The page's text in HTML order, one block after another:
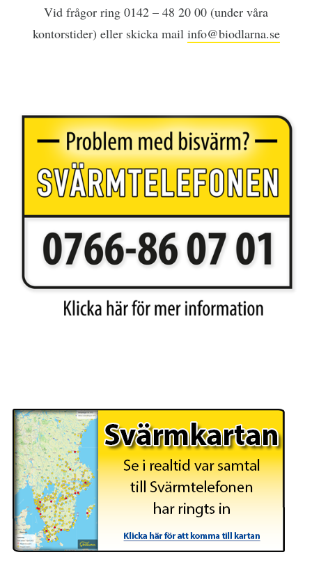
Vid frågor ring 0142 – 48 20 00 (under våra
kontorstider) eller skicka mail info@biodlarna.se